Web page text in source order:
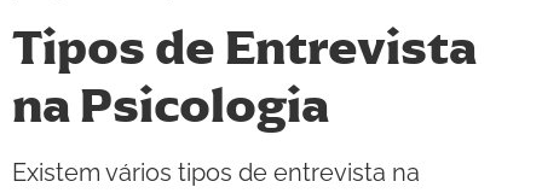
Tipos de Entrevista
na Psicologia
Existem vários tipos de entrevista na